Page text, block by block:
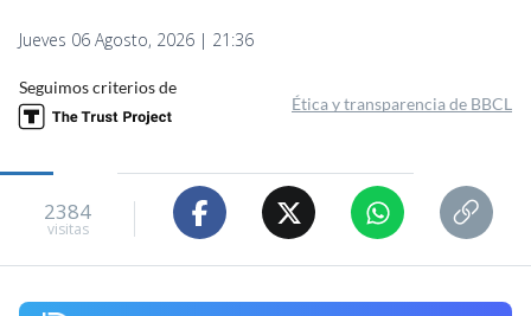
Jueves 06 Agosto, 2026 | 21:36
Seguimos criterios de
Ética y transparencia de BBCL
2384
visitas